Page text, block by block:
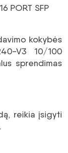
PORT SFP
kokybės
V3 10/100
sprendimas
reikia įsigyti